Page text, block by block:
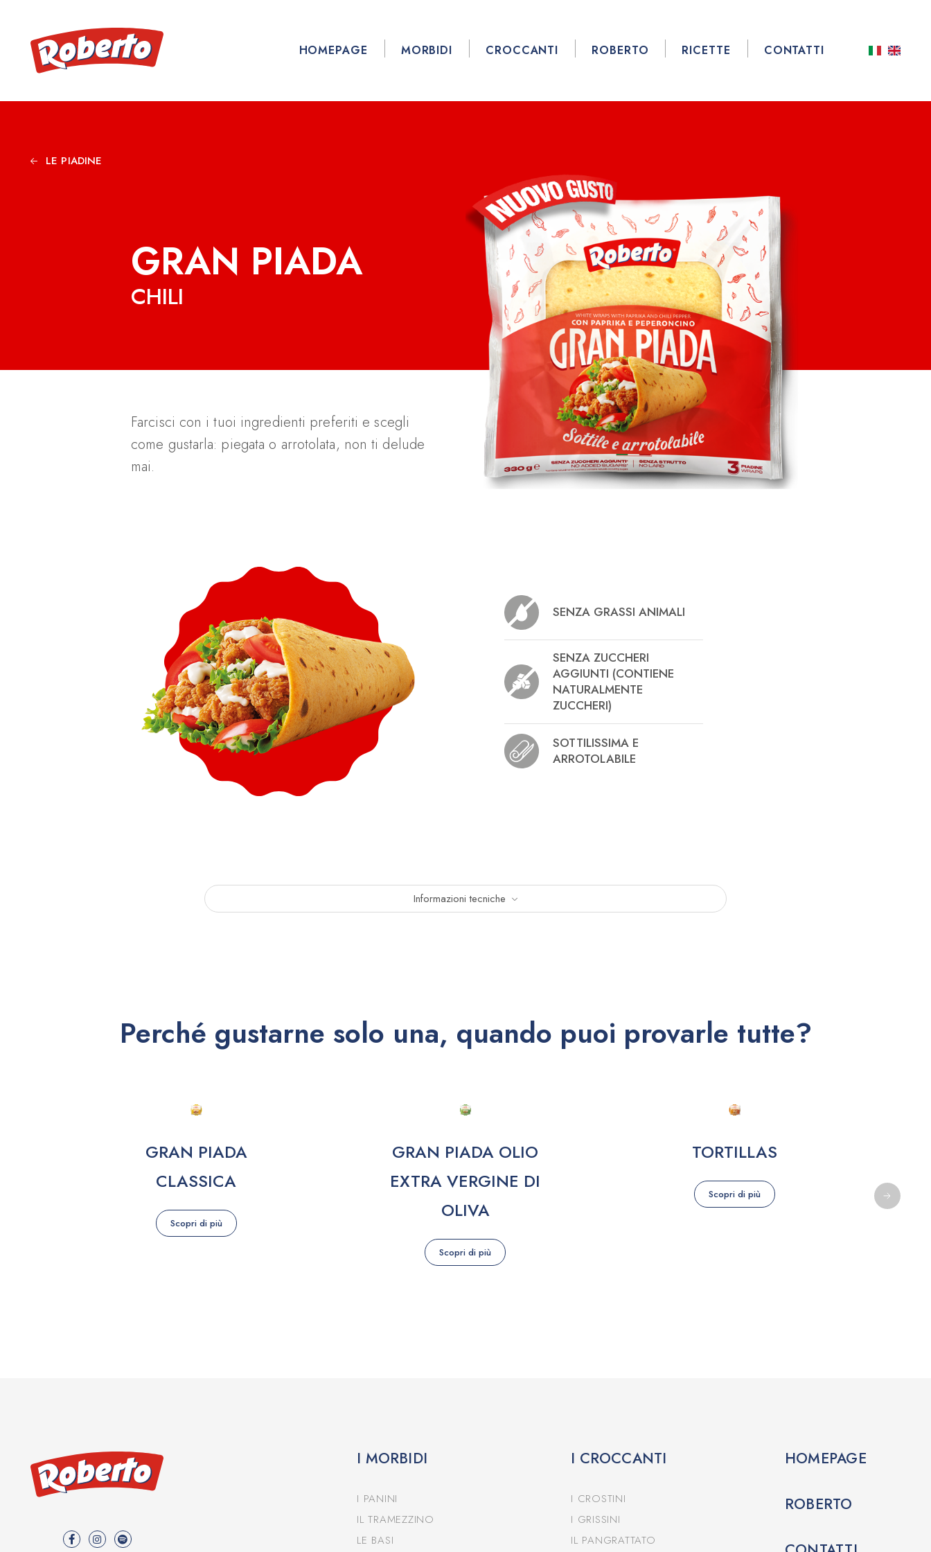
HOMEPAGE MORBIDI CROCCANTI ROBERTO RICETTE CONTATTI
LE PIADINE
GRAN PIADA
CHILI
Farcisci con i tuoi ingredienti preferiti e scegli
come gustarla: piegata o arrotolata, non ti delude
mai.
SENZA GRASSI ANIMALI
SENZA ZUCCHERI
AGGIUNTI (CONTIENE
NATURALMENTE
ZUCCHERI)
SOTTILISSIMA E
ARROTOLABILE
Informazioni tecniche
Perché gustarne solo una, quando puoi provarle tutte?
GRAN PIADA
CLASSICA
Scopri di più
GRAN PIADA OLIO
EXTRA VERGINE DI
OLIVA
Scopri di più
TORTILLAS
Scopri di più
I MORBIDI
I PANINI
IL TRAMEZZINO
LE BASI
I CROCCANTI
I CROSTINI
I GRISSINI
IL PANGRATTATO
HOMEPAGE
ROBERTO